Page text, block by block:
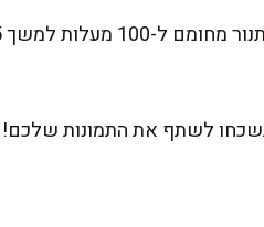
לשתף את התמונות שלכם!